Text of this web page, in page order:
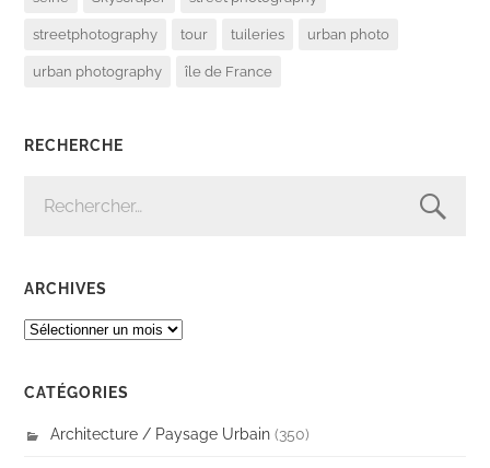
streetphotography tour tuileries urban photo
urban photography île de France
RECHERCHE
ARCHIVES
ARCHIVES
CATÉGORIES
Architecture / Paysage Urbain (350)